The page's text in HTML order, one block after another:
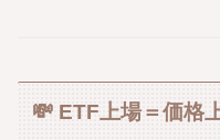
💸 ETF上場＝価格